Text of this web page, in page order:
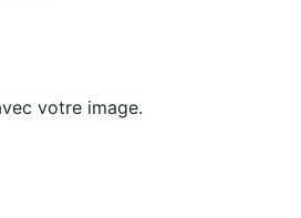
votre image.